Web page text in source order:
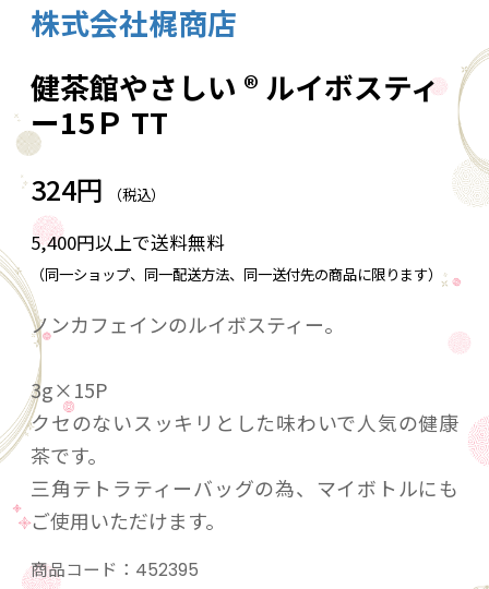
株式会社梶商店
健茶館やさしい ® ルイボスティ
ー15Ｐ TT
324円 （税込）
5,400円以上で送料無料
（同一ショップ、同一配送方法、同一送付先の商品に限ります）
ノンカフェインのルイボスティー。
3g×15P
クセのないスッキリとした味わいで人気の健康
茶です。
三角テトラティーバッグの為、マイボトルにも
ご使用いただけます。
商品コード： 452395